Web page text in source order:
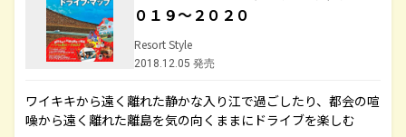
０１９～２０２０
Resort Style
2018.12.05 発売
ワイキキから遠く離れた静かな入り江で過ごしたり、都会の喧
噪から遠く離れた離島を気の向くままにドライブを楽しむ